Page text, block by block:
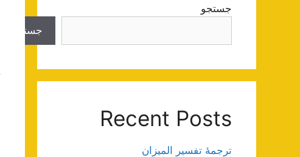
جستجو
جستجو
Recent Posts
ترجمۀ تفسیر المیزان